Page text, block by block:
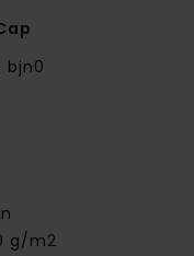
bjn0
g/m2